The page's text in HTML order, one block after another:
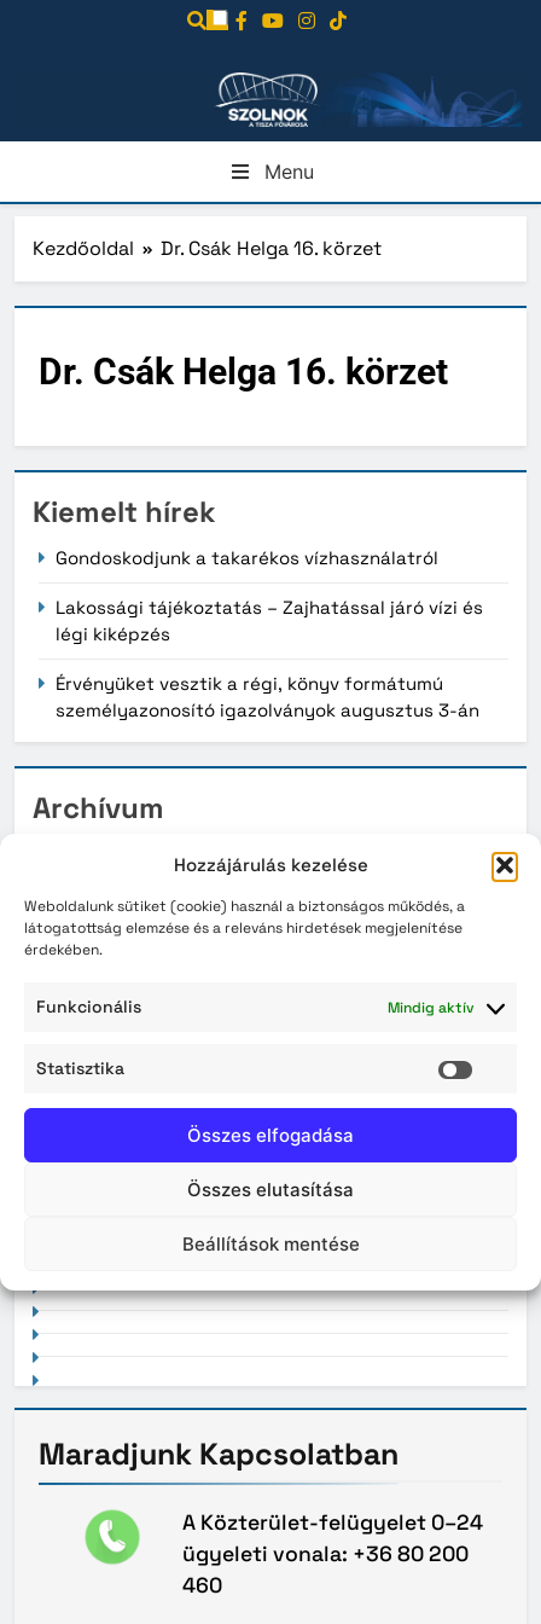
Hozzájárulás kezelése
Weboldalunk sütiket (cookie) használ a biztonságos működés, a
látogatottság elemzése és a releváns hirdetések megjelenítése
érdekében.
Funkcionális Mindig aktív
Statisztika
Összes elfogadása
Összes elutasítása
Beállítások mentése
Menu
Kezdőoldal Dr. Csák Helga 16. körzet
Dr. Csák Helga 16. körzet
Kiemelt hírek
Gondoskodjunk a takarékos vízhasználatról
Lakossági tájékoztatás – Zajhatással járó vízi és
légi kiképzés
Érvényüket vesztik a régi, könyv formátumú
személyazonosító igazolványok augusztus 3-án
Archívum
2026. augusztus
2026. július
2026. június
2026. május
Maradjunk Kapcsolatban
A Közterület-felügyelet 0–24
ügyeleti vonala: +36 80 200
460